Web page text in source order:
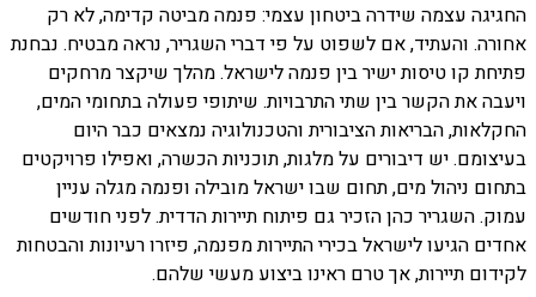
החגיגה עצמה שידרה ביטחון עצמי: פנמה מביטה קדימה, לא רק
אחורה. והעתיד, אם לשפוט על פי דברי השגריר, נראה מבטיח. נבחנת
פתיחת קו טיסות ישיר בין פנמה לישראל. מהלך שיקצר מרחקים
ויעבה את הקשר בין שתי התרבויות. שיתופי פעולה בתחומי המים,
החקלאות, הבריאות הציבורית והטכנולוגיה נמצאים כבר היום
בעיצומם. יש דיבורים על מלגות, תוכניות הכשרה, ואפילו פרויקטים
בתחום ניהול מים, תחום שבו ישראל מובילה ופנמה מגלה עניין
עמוק. השגריר כהן הזכיר גם פיתוח תיירות הדדית. לפני חודשים
אחדים הגיעו לישראל בכירי התיירות מפנמה, פיזרו רעיונות והבטחות
לקידום תיירות, אך טרם ראינו ביצוע מעשי שלהם.